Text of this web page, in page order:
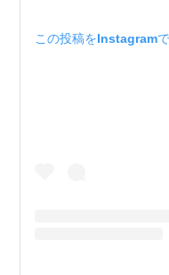
この投稿をInstagram